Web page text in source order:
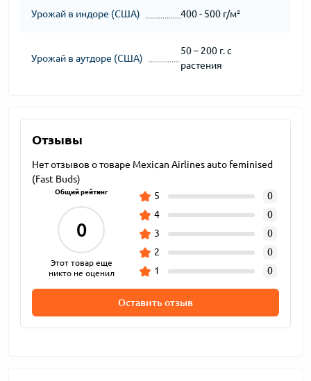
Урожай в индоре (США) 400 - 500 г/м²
Урожай в аутдоре (США)
50 – 200 г. с
растения
Отзывы
Нет отзывов о товаре Mexican Airlines auto feminised
(Fast Buds)
Общий рейтинг
0
Этот товар еще
никто не оценил
5
0
4
0
3
0
2
0
1
0
Оставить отзыв